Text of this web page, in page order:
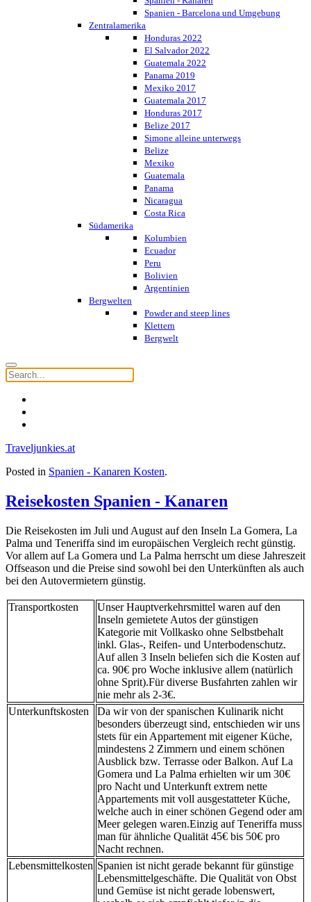
Spanien - Barcelona und Umgebung
Zentralamerika
Honduras 2022
El Salvador 2022
Guatemala 2022
Panama 2019
Mexiko 2017
Guatemala 2017
Honduras 2017
Belize 2017
Simone alleine unterwegs
Belize
Mexiko
Guatemala
Panama
Nicaragua
Costa Rica
Südamerika
Kolumbien
Ecuador
Peru
Bolivien
Argentinien
Bergwelten
Powder and steep lines
Klettern
Bergwelt
Traveljunkies.at
Posted in Spanien - Kanaren Kosten.
Reisekosten Spanien - Kanaren
Die Reisekosten im Juli und August auf den Inseln La Gomera, La
Palma und Teneriffa sind im europäischen Vergleich recht günstig.
Vor allem auf La Gomera und La Palma herrscht um diese Jahreszeit
Offseason und die Preise sind sowohl bei den Unterkünften als auch
bei den Autovermietern günstig.
Transportkosten
Unser Hauptverkehrsmittel waren auf den
Inseln gemietete Autos der günstigen
Kategorie mit Vollkasko ohne Selbstbehalt
inkl. Glas-, Reifen- und Unterbodenschutz.
Auf allen 3 Inseln beliefen sich die Kosten auf
ca. 90€ pro Woche inklusive allem (natürlich
ohne Sprit).Für diverse Busfahrten zahlen wir
nie mehr als 2-3€.
Unterkunftskosten
Da wir von der spanischen Kulinarik nicht
besonders überzeugt sind, entschieden wir uns
stets für ein Appartement mit eigener Küche,
mindestens 2 Zimmern und einem schönen
Ausblick bzw. Terrasse oder Balkon. Auf La
Gomera und La Palma erhielten wir um 30€
pro Nacht und Unterkunft extrem nette
Appartements mit voll ausgestatteter Küche,
welche auch in einer schönen Gegend oder am
Meer gelegen waren.Einzig auf Teneriffa muss
man für ähnliche Qualität 45€ bis 50€ pro
Nacht rechnen.
Lebensmittelkosten Spanien ist nicht gerade bekannt für günstige
Lebensmittelgeschäfte. Die Qualität von Obst
und Gemüse ist nicht gerade lobenswert,